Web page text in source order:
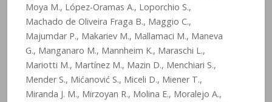
Moya M., López-Oramas A., Loporchio S.,
Machado de Oliveira Fraga B., Maggio C.,
Majumdar P., Makariev M., Mallamaci M., Maneva
G., Manganaro M., Mannheim K., Maraschi L.,
Mariotti M., Martínez M., Mazin D., Menchiari S.,
Mender S., Mićanović S., Miceli D., Miener T.,
Miranda J. M., Mirzoyan R., Molina E., Moralejo A.,